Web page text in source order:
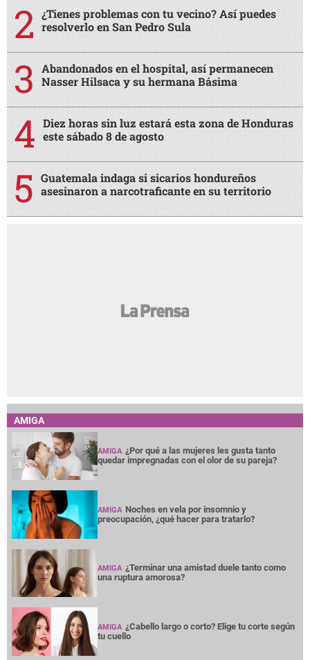
¿Tienes problemas con tu vecino? Así puedes
resolverlo en San Pedro Sula
Abandonados en el hospital, así permanecen
Nasser Hilsaca y su hermana Básima
Diez horas sin luz estará esta zona de Honduras
este sábado 8 de agosto
Guatemala indaga si sicarios hondureños
asesinaron a narcotraficante en su territorio
AMIGA
AMIGA ¿Por qué a las mujeres les gusta tanto
quedar impregnadas con el olor de su pareja?
AMIGA Noches en vela por insomnio y
preocupación, ¿qué hacer para tratarlo?
AMIGA ¿Terminar una amistad duele tanto como
una ruptura amorosa?
AMIGA ¿Cabello largo o corto? Elige tu corte según
tu cuello